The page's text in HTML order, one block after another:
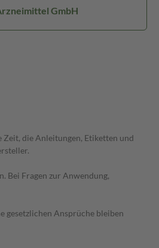
GmbH
die Anleitungen, Etiketten und
Bei Fragen zur Anwendung,
gesetzlichen Ansprüche bleiben